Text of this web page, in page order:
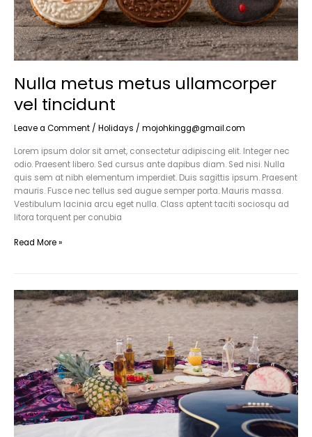
Nulla metus metus ullamcorper
vel tincidunt
Leave a Comment / Holidays / mojohkingg@gmail.com
Lorem ipsum dolor sit amet, consectetur adipiscing elit. Integer nec
odio. Praesent libero. Sed cursus ante dapibus diam. Sed nisi. Nulla
quis sem at nibh elementum imperdiet. Duis sagittis ipsum. Praesent
mauris. Fusce nec tellus sed augue semper porta. Mauris massa.
Vestibulum lacinia arcu eget nulla. Class aptent taciti sociosqu ad
litora torquent per conubia
Read More »
Luctus
non
massa
fusce
ac
turpis
quis